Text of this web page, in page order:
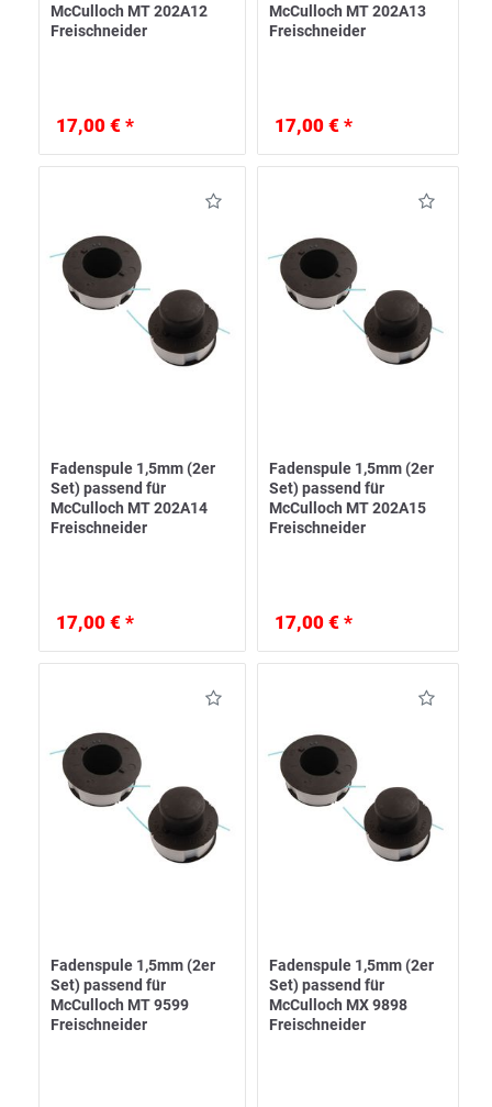
McCulloch MT 202A12
Freischneider
17,00 € *
McCulloch MT 202A13
Freischneider
17,00 € *
Fadenspule 1,5mm (2er
Set) passend für
McCulloch MT 202A14
Freischneider
17,00 € *
Fadenspule 1,5mm (2er
Set) passend für
McCulloch MT 202A15
Freischneider
17,00 € *
Fadenspule 1,5mm (2er
Set) passend für
McCulloch MT 9599
Freischneider
Fadenspule 1,5mm (2er
Set) passend für
McCulloch MX 9898
Freischneider